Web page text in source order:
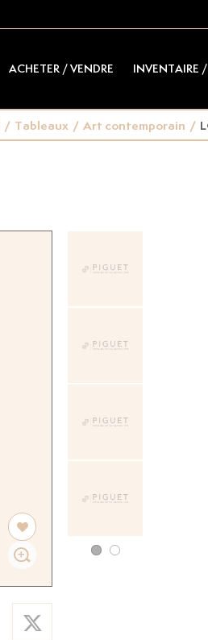
ACHETER / VENDRE INVENTAIRE
/ Tableaux / Art contemporain /